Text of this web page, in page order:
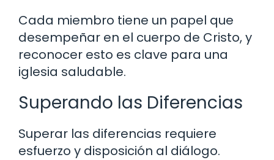
Cada miembro tiene un papel que
desempeñar en el cuerpo de Cristo, y
reconocer esto es clave para una
iglesia saludable.
Superando las Diferencias
Superar las diferencias requiere
esfuerzo y disposición al diálogo.